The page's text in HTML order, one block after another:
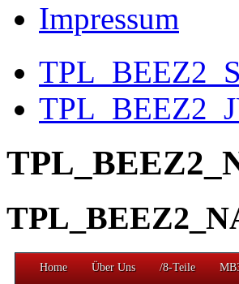
Impressum
Home Über Uns /8-Teile